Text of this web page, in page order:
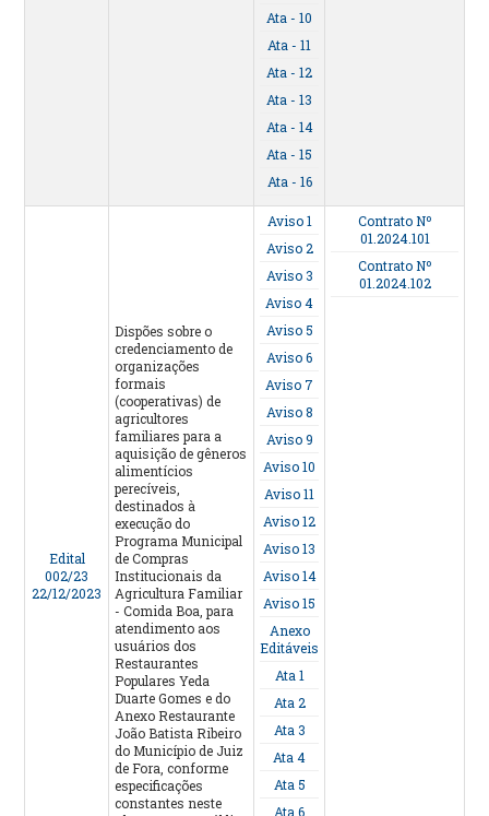
Ata - 10
Ata - 11
Ata - 12
Ata - 13
Ata - 14
Ata - 15
Ata - 16
Edital
002/23
22/12/2023
Dispões sobre o
credenciamento de
organizações
formais
(cooperativas) de
agricultores
familiares para a
aquisição de gêneros
alimentícios
perecíveis,
destinados à
execução do
Programa Municipal
de Compras
Institucionais da
Agricultura Familiar
- Comida Boa, para
atendimento aos
usuários dos
Restaurantes
Populares Yeda
Duarte Gomes e do
Anexo Restaurante
João Batista Ribeiro
do Município de Juiz
de Fora, conforme
especificações
constantes neste
Aviso 1
Aviso 2
Aviso 3
Aviso 4
Aviso 5
Aviso 6
Aviso 7
Aviso 8
Aviso 9
Aviso 10
Aviso 11
Aviso 12
Aviso 13
Aviso 14
Aviso 15
Anexo
Editáveis
Ata 1
Ata 2
Ata 3
Ata 4
Ata 5
Ata 6
Contrato Nº
01.2024.101
Contrato Nº
01.2024.102